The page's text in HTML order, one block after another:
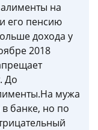
алименты на
его пенсию
дохода у
2018
До
мужа
банке, но по